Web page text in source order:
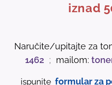
iznad
Naručite/upitajte za
1462 ; mailom:
ispunite formular za